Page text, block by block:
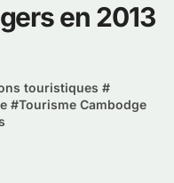
en 2013
touristiques #
#Tourisme Cambodge